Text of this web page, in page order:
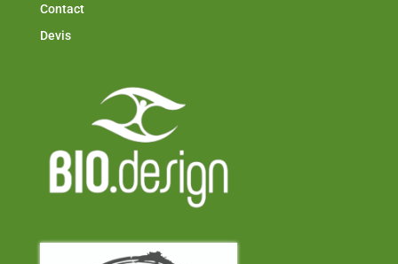
Contact
Devis